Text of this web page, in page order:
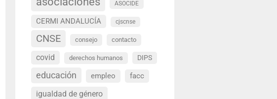
ASOCIDE
CERMI ANDALUCÍA cjscnse
CNSE consejo contacto
covid derechos humanos DIPS
educación empleo facc
igualdad de género